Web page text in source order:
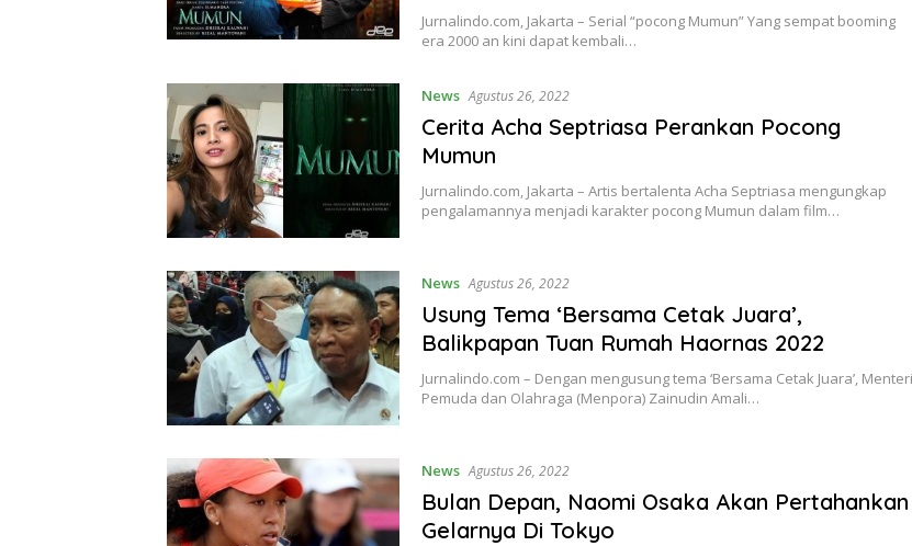
Jurnalindo.com, Jakarta – Serial “pocong Mumun” Yang sempat booming
era 2000 an kini dapat kembali…
News Agustus 26, 2022
Cerita Acha Septriasa Perankan Pocong
Mumun
Jurnalindo.com, Jakarta – Artis bertalenta Acha Septriasa mengungkap
pengalamannya menjadi karakter pocong Mumun dalam film…
News Agustus 26, 2022
Usung Tema ‘Bersama Cetak Juara’,
Balikpapan Tuan Rumah Haornas 2022
Jurnalindo.com – Dengan mengusung tema ‘Bersama Cetak Juara’, Menteri
Pemuda dan Olahraga (Menpora) Zainudin Amali…
News Agustus 26, 2022
Bulan Depan, Naomi Osaka Akan Pertahankan
Gelarnya Di Tokyo